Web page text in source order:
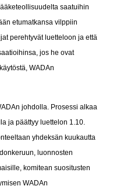
saatuihin
etumatkansa vilppiin
perehtyvät luetteloon ja että
jos he ovat
WADAn
johdolla. Prosessi alkaa
ja päättyy luettelon 1.10.
yhdeksän kuukautta
luonnosten
komitean suositusten
WADAn